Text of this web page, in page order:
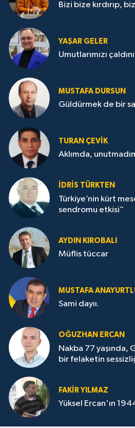
Bizi bize kırdırıp,
YAŞAR GELER
Umutlarımızı
MUSTAFA DURSUN
Güldürmek de bir
TURAN ÇEVİK
Aklımda,
İDRİS TÜRKTEN
Türkiye’nin kürt
sendromu etkisi”
AYDIN KIROBALI
Müflis tüccar
MUSTAFA
Sami dayıı.
OĞUZHAN ERCAN
Nakba 77 yaşında,
bir felaketin
FAKİR YILMAZ
Yüksel Ercan'ın